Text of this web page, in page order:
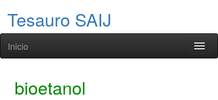
Tesauro SAIJ
Inicio
bioetanol